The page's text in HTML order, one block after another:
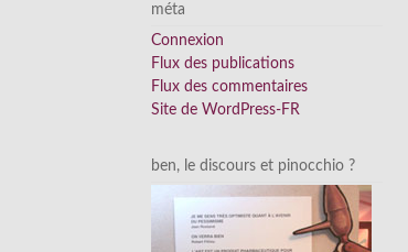
méta
Connexion
Flux des publications
Flux des commentaires
Site de WordPress-FR
ben, le discours et pinocchio ?